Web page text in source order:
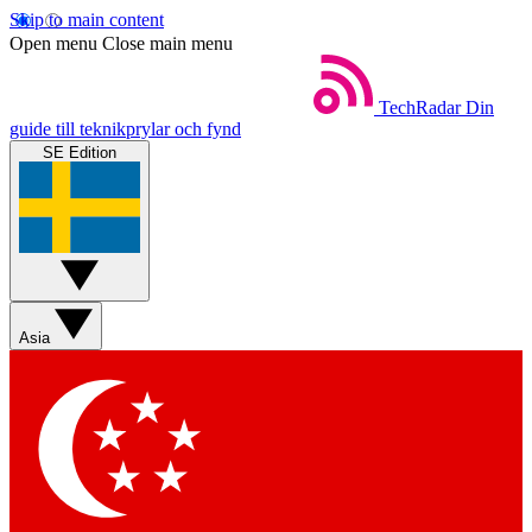
Skip to main content
Open menu Close main menu
TechRadar Din
guide till teknikprylar och fynd
SE Edition
Asia